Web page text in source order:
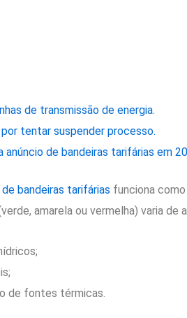
de transmissão de energia.
tentar suspender processo.
anúncio de bandeiras tarifárias em
bandeiras tarifárias funciona
amarela ou vermelha) varia de
de fontes térmicas.